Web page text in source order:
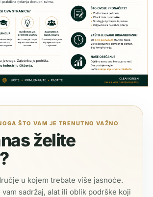
ŠTO VAM JE TRENUTNO VAŽNO
želite
u kojem trebate više jasnoće.
vam sadržaj, alat ili oblik podrške koji